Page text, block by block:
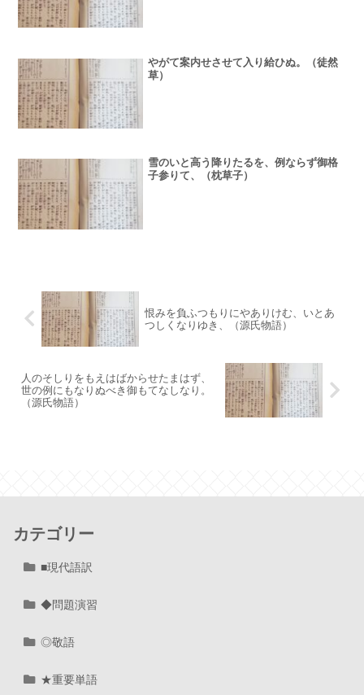
やがて案内せさせて入り給ひぬ。（徒然
草）
雪のいと高う降りたるを、例ならず御格
子参りて、（枕草子）
恨みを負ふつもりにやありけむ、いとあ
つしくなりゆき、（源氏物語）
人のそしりをもえはばからせたまはず、
世の例にもなりぬべき御もてなしなり。
（源氏物語）
カテゴリー
■現代語訳
◆問題演習
◎敬語
★重要単語